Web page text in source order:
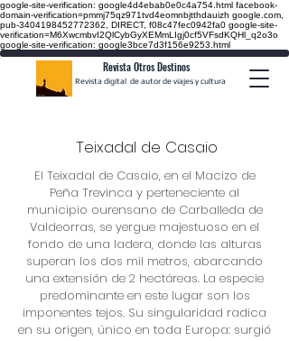
google-site-verification: google4d4ebab0e0c4a754.html facebook-
domain-verification=pmmj75qz971tvd4eomnbjtthdauizh google.com,
pub-3404198452772362, DIRECT, f08c47fec0942fa0 google-site-
verification=M6XwcmbvI2QlCybGyXEMmLIgj0cf5VFsdKQHl_q2o3o
google-site-verification: google3bce7d3f156e9253.html
Revista Otros Destinos
Revista digital de autor de viajes y cultura
Teixadal de Casaio
El Teixadal de Casaio, en el Macizo de
Peña Trevinca y perteneciente al
municipio ourensano de Carballeda de
Valdeorras, se yergue majestuoso en el
fondo de una ladera, donde las alturas
superan los dos mil metros, abarcando
una extensión de 2 hectáreas. La especie
predominante en este lugar son los
imponentes tejos. Su singularidad radica
en su origen, único en toda Europa: surgió